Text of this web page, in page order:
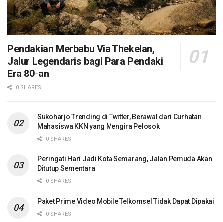
Pendakian Merbabu Via Thekelan,
Jalur Legendaris bagi Para Pendaki
Era 80-an
0 SHARES
Sukoharjo Trending di Twitter, Berawal dari Curhatan
Mahasiswa KKN yang Mengira Pelosok
0 SHARES
Peringati Hari Jadi Kota Semarang, Jalan Pemuda Akan
Ditutup Sementara
0 SHARES
Paket Prime Video Mobile Telkomsel Tidak Dapat Dipakai
0 SHARES